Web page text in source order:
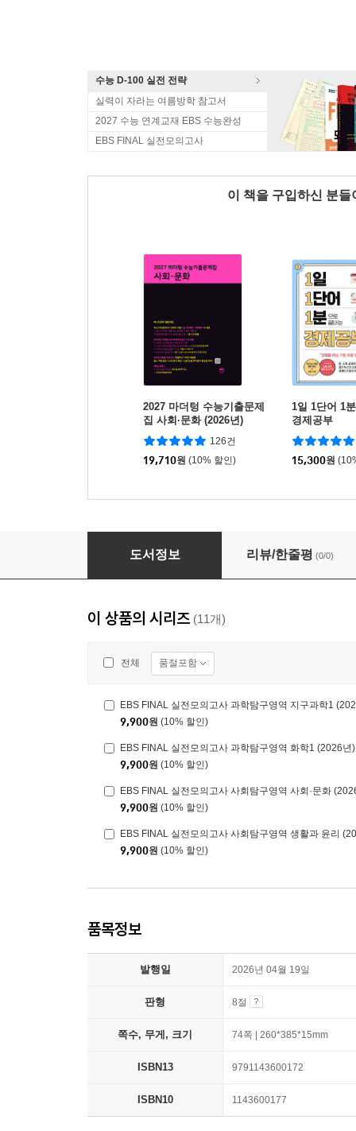
수능 D-100 실전 전략
실력이 자라는 여름방학 참고서
2027 수능 연계교재 EBS 수능완성
EBS FINAL 실전모의고사
이 책을 구입하신 분
2027 마더텅 수능기출문제
집 사회·문화 (2026년)
126건
19,710원 (10% 할인)
1일 1단어 1
경제공부
15,300원
EBS FINAL 실전모의고사 사회탐구영역 한국
도서정보 리뷰/한줄평 (0/0)
이 상품의 시리즈 (11개)
전체 품절포함
EBS FINAL 실전모의고사 과학탐구영역 지구과학1
9,900원 (10% 할인)
EBS FINAL 실전모의고사 과학탐구영역 화학1 (2026년)
9,900원 (10% 할인)
EBS FINAL 실전모의고사 사회탐구영역 사회·문화
9,900원 (10% 할인)
EBS FINAL 실전모의고사 사회탐구영역 생활과 윤리
9,900원 (10% 할인)
품목정보
발행일 2026년 04월 19일
판형 8절
쪽수, 무게, 크기 74쪽 | 260*385*15mm
ISBN13 9791143600172
ISBN10 1143600177